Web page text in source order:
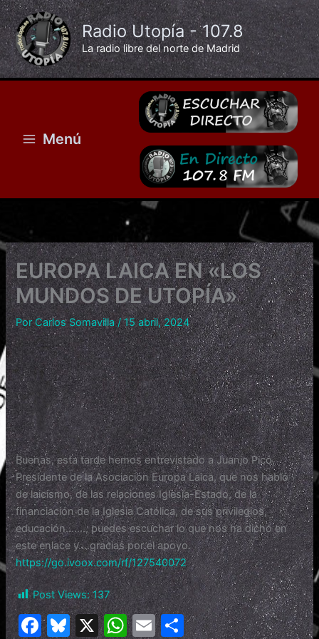
Ir
al
contenido
Radio Utopía - 107.8
La radio libre del norte de Madrid
Menú
EUROPA LAICA EN «LOS
MUNDOS DE UTOPÍA»
PorCarlos Somavilla/15 abril, 2024
Buenas, esta tarde hemos entrevistado a Juanjo Picó,
Presidente de la Asociación Europa Laica, que nos habló
de laicismo, de las relaciones Iglesia-Estado, de la
financiación de la Iglesia Católica, de sus privilegios,
educación……., puedes escuchar lo que nos ha dicho en
este enlace y….gracias por el apoyo.
https://go.ivoox.com/rf/127540072
Post Views: 137
F Bl X W E C